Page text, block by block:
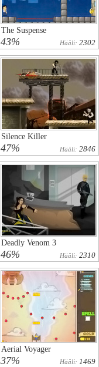
The Suspense
43% Hääli: 2302
Silence Killer
47% Hääli: 2846
Deadly Venom 3
46% Hääli: 2310
Aerial Voyager
37% Hääli: 1469